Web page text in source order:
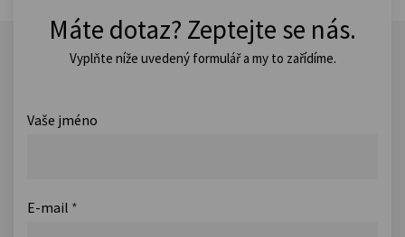
Máte dotaz? Zeptejte se nás.
Vyplňte níže uvedený formulář a my to zařídíme.
Vaše jméno
E-mail *